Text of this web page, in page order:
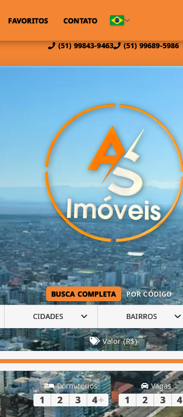
(51) 99843-9463 (51) 99689-5986
FAVORITOS CONTATO
BUSCA COMPLETA POR CÓDIGO
CIDADES BAIRROS
Valor (R$)
Dormitórios
1 2 3 4+
Vagas
1 2 3 4